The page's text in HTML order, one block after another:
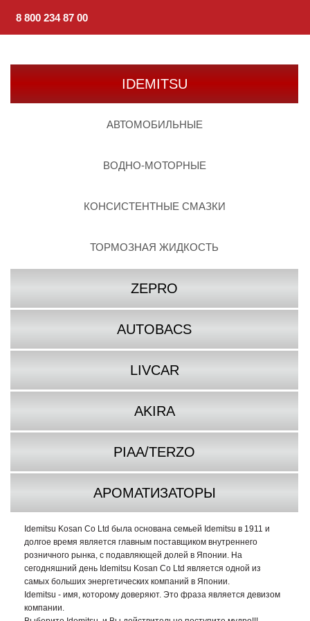
8 800 234 87 00
IDEMITSU
АВТОМОБИЛЬНЫЕ
ВОДНО-МОТОРНЫЕ
КОНСИСТЕНТНЫЕ СМАЗКИ
ТОРМОЗНАЯ ЖИДКОСТЬ
ZEPRO
AUTOBACS
LIVCAR
AKIRA
PIAA/TERZO
АРОМАТИЗАТОРЫ
Idemitsu Kosan Co Ltd была основана семьей Idemitsu в 1911 и
долгое время является главным поставщиком внутреннего
розничного рынка, с подавляющей долей в Японии. На
сегодняшний день Idemitsu Kosan Co Ltd является одной из
самых больших энергетических компаний в Японии.
Idemitsu - имя, которому доверяют. Это фраза является девизом
компании.